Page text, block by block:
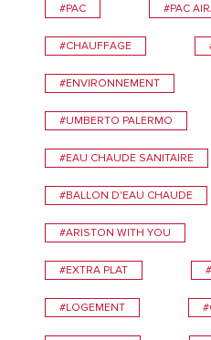
#PAC #PAC
#CHAUFFAGE
#ENVIRONNEMENT
#UMBERTO PALERMO
#EAU CHAUDE SANITAIRE
#BALLON D'EAU CHAUDE
#ARISTON WITH YOU
#EXTRA PLAT
#LOGEMENT